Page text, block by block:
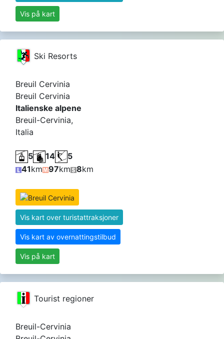
Vis på kart
Ski Resorts
Breuil Cervinia
Breuil Cervinia
Italienske alpene
Breuil-Cervinia,
Italia
5 14
5
41km 97km 8km
Vis kart over turistattraksjoner
Vis kart av overnattingstilbud
Vis på kart
Tourist regioner
Breuil-Cervinia